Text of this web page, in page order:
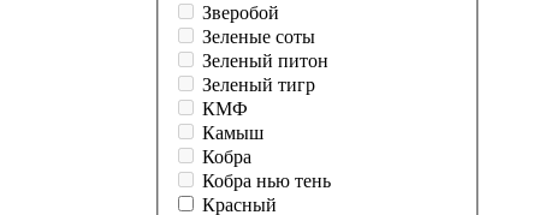
Зверобой
Зеленые соты
Зеленый питон
Зеленый тигр
КМФ
Камыш
Кобра
Кобра нью тень
Красный